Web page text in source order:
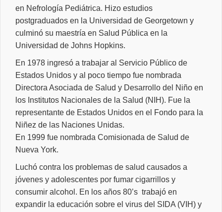
en Nefrología Pediátrica. Hizo estudios
postgraduados en la Universidad de Georgetown y
culminó su maestría en Salud Pública en la
Universidad de Johns Hopkins.
En 1978 ingresó a trabajar al Servicio Público de
Estados Unidos y al poco tiempo fue nombrada
Directora Asociada de Salud y Desarrollo del Niño en
los Institutos Nacionales de la Salud (NIH). Fue la
representante de Estados Unidos en el Fondo para la
Niñez de las Naciones Unidas.
En 1999 fue nombrada Comisionada de Salud de
Nueva York.
Luchó contra los problemas de salud causados a
jóvenes y adolescentes por fumar cigarrillos y
consumir alcohol. En los años 80’s trabajó en
expandir la educación sobre el virus del SIDA (VIH) y